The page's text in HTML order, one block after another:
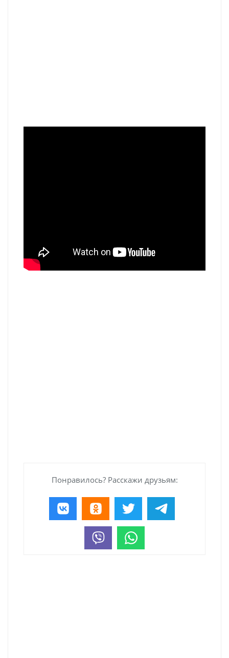
Понравилось? Расскажи друзьям: